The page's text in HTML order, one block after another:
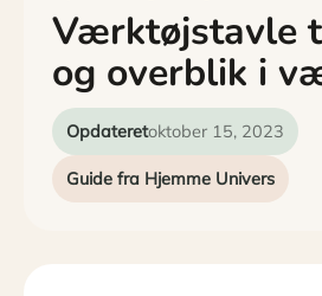
Værktøjstavle
og overblik i
Opdateretoktober 15, 2023
Guide fra Hjemme Univers